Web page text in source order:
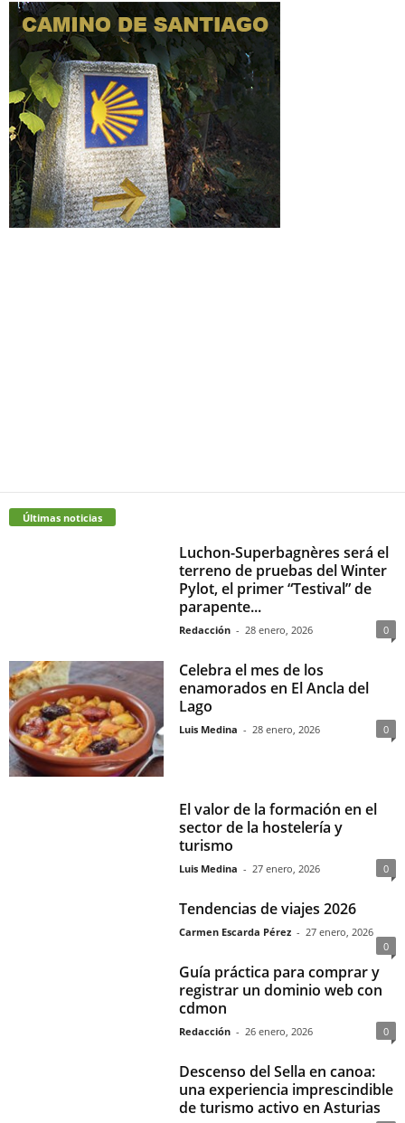
Últimas noticias
Luchon-Superbagnères será el
terreno de pruebas del Winter
Pylot, el primer “Testival” de
parapente...
Redacción - 28 enero, 2026 0
Celebra el mes de los
enamorados en El Ancla del
Lago
Luis Medina - 28 enero, 2026 0
El valor de la formación en el
sector de la hostelería y
turismo
Luis Medina - 27 enero, 2026 0
Tendencias de viajes 2026
Carmen Escarda Pérez - 27 enero, 2026
0
Guía práctica para comprar y
registrar un dominio web con
cdmon
Redacción - 26 enero, 2026 0
Descenso del Sella en canoa:
una experiencia imprescindible
de turismo activo en Asturias